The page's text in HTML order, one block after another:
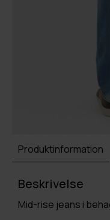
Produktinformation
Beskrivelse
Mid-rise jeans i